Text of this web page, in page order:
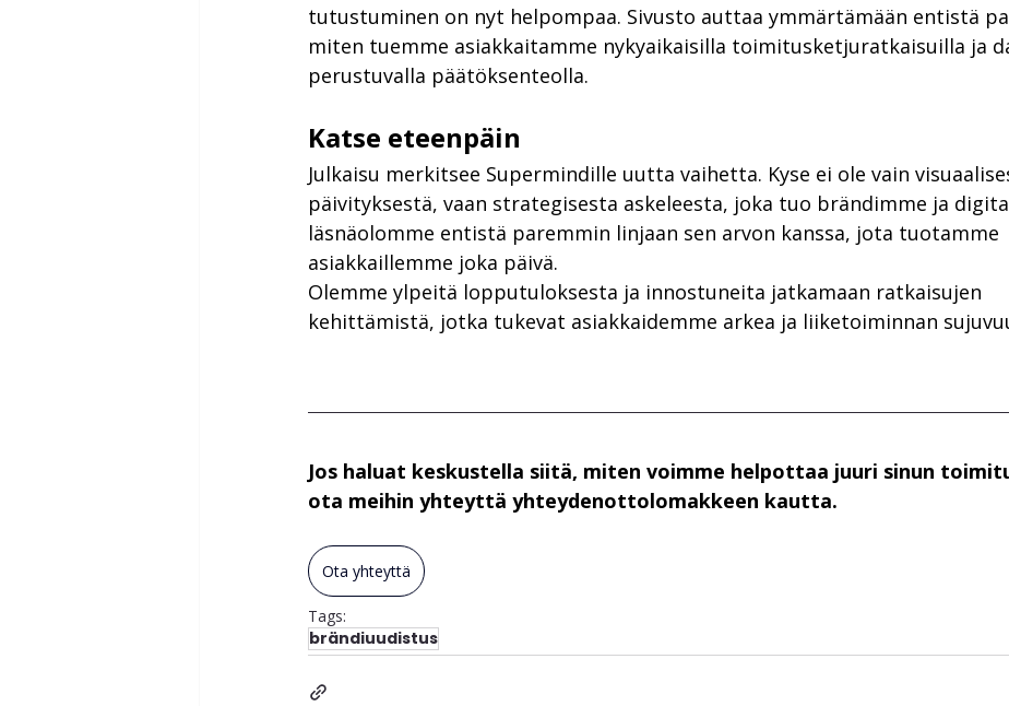
tutustuminen on nyt helpompaa. Sivusto auttaa ymmärtämään entistä
miten tuemme asiakkaitamme nykyaikaisilla toimitusketjuratkaisuilla ja
perustuvalla päätöksenteolla.
Katse eteenpäin
Julkaisu merkitsee Supermindille uutta vaihetta. Kyse ei ole vain
päivityksestä, vaan strategisesta askeleesta, joka tuo brändimme ja
läsnäolomme entistä paremmin linjaan sen arvon kanssa, jota tuotamme
asiakkaillemme joka päivä.
Olemme ylpeitä lopputuloksesta ja innostuneita jatkamaan ratkaisujen
kehittämistä, jotka tukevat asiakkaidemme arkea ja liiketoiminnan
Jos haluat keskustella siitä, miten voimme helpottaa juuri sinun
ota meihin yhteyttä yhteydenottolomakkeen kautta.
Ota yhteyttä
Tags:
brändiuudistus